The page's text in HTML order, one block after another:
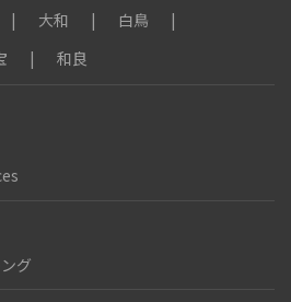
大和
白鳥
和良
グ